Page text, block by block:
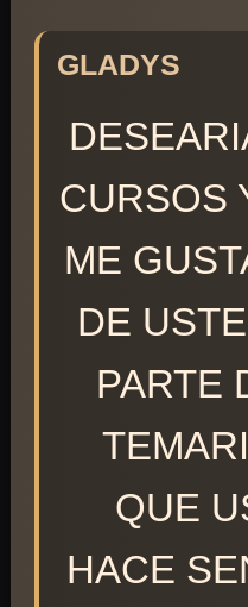
GLADYS
CURSOS
ME
DE
PARTE
QUE
HACE